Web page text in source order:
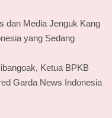
dan Media Jenguk Kang
yang Sedang
Ketua BPKB
Garda News Indonesia